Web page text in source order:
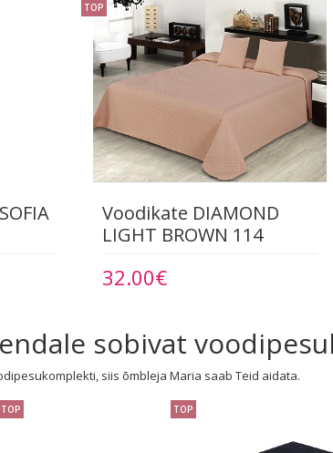
TOP
Voodikate DIAMOND
LIGHT BROWN 114
32.00€
sobivat
siis õmbleja Maria saab Teid aidata.
TOP TOP